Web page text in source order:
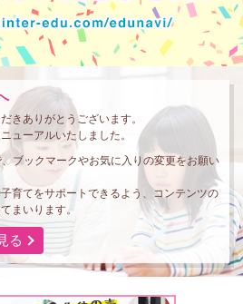
きありがとうございます。
ューアルいたしました。
ブックマークやお気に入りの変更をお願い
育てをサポートできるよう、コンテンツの
まいります。
る